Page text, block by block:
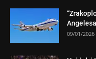
Angelesa
09/01/2026